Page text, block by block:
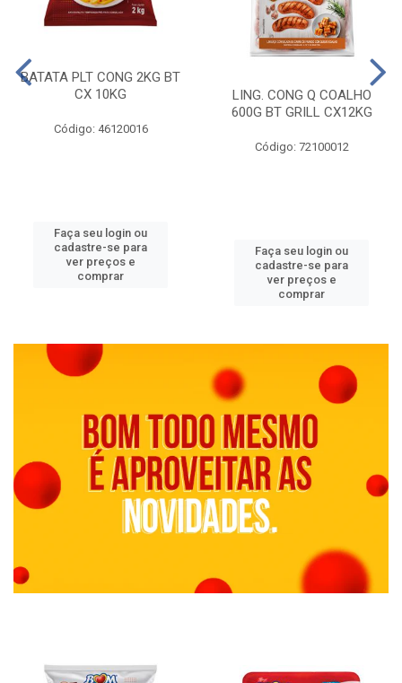
BATATA PLT CONG 2KG BT
CX 10KG
Código: 46120016
Faça seu login ou
cadastre-se para
ver preços e
comprar
LING. CONG Q COALHO
600G BT GRILL CX12KG
Código: 72100012
Faça seu login ou
cadastre-se para
ver preços e
comprar